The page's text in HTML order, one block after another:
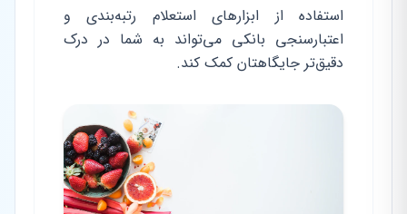
استفاده از ابزارهای استعلام رتبه‌بندی و
اعتبارسنجی بانکی می‌تواند به شما در درک
دقیق‌تر جایگاهتان کمک کند.